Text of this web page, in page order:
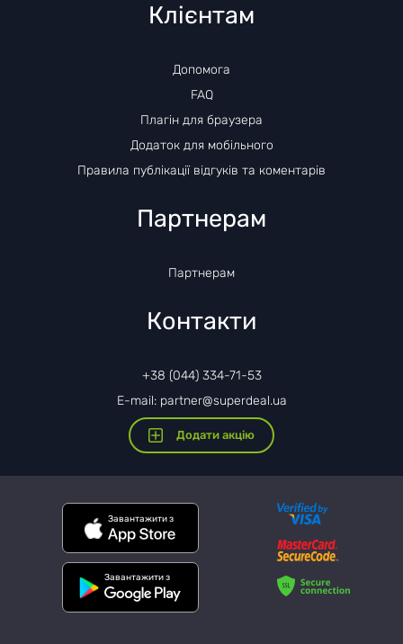
Клієнтам
Допомога
FAQ
Плагін для браузера
Додаток для мобільного
Правила публікації відгуків та коментарів
Партнерам
Партнерам
Контакти
+38 (044) 334-71-53
E-mail: partner@superdeal.ua
Додати акцію
Завантажити з
Завантажити з